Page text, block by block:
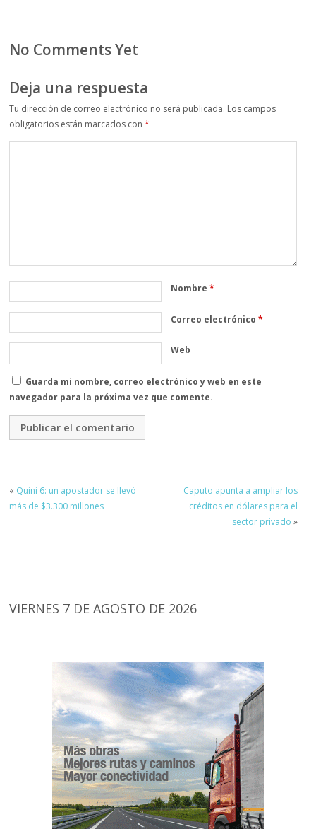
No Comments Yet
Deja una respuesta
Tu dirección de correo electrónico no será publicada. Los campos
obligatorios están marcados con*
Nombre*
Correo electrónico*
Web
Guarda mi nombre, correo electrónico y web en este
navegador para la próxima vez que comente.
« Quini 6: un apostador se llevó
más de $3.300 millones
Caputo apunta a ampliar los
créditos en dólares para el
sector privado »
VIERNES 7 DE AGOSTO DE 2026